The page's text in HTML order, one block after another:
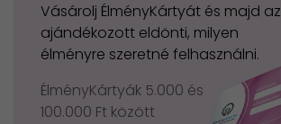
Vásárolj ÉlményKártyát és majd az
ajándékozott eldönti, milyen
élményre szeretné felhasználni.
ÉlményKártyák 5.000 és
100.000 Ft között